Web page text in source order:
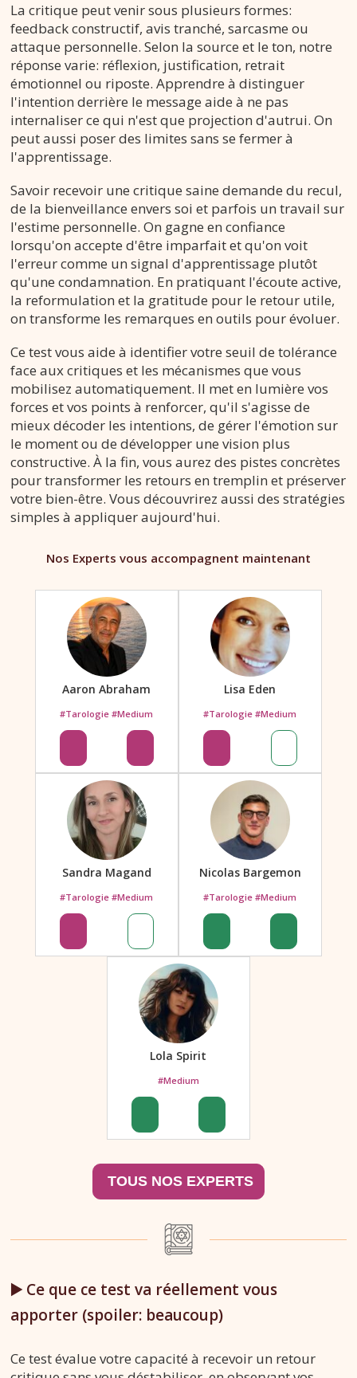
La critique peut venir sous plusieurs formes:
feedback constructif, avis tranché, sarcasme ou
attaque personnelle. Selon la source et le ton, notre
réponse varie: réflexion, justification, retrait
émotionnel ou riposte. Apprendre à distinguer
l'intention derrière le message aide à ne pas
internaliser ce qui n'est que projection d'autrui. On
peut aussi poser des limites sans se fermer à
l'apprentissage.
Savoir recevoir une critique saine demande du recul,
de la bienveillance envers soi et parfois un travail sur
l'estime personnelle. On gagne en confiance
lorsqu'on accepte d'être imparfait et qu'on voit
l'erreur comme un signal d'apprentissage plutôt
qu'une condamnation. En pratiquant l'écoute active,
la reformulation et la gratitude pour le retour utile,
on transforme les remarques en outils pour évoluer.
Ce test vous aide à identifier votre seuil de tolérance
face aux critiques et les mécanismes que vous
mobilisez automatiquement. Il met en lumière vos
forces et vos points à renforcer, qu'il s'agisse de
mieux décoder les intentions, de gérer l'émotion sur
le moment ou de développer une vision plus
constructive. À la fin, vous aurez des pistes concrètes
pour transformer les retours en tremplin et préserver
votre bien-être. Vous découvrirez aussi des stratégies
simples à appliquer aujourd'hui.
Nos Experts vous accompagnent maintenant
Aaron Abraham
#Tarologie #Medium
Lisa Eden
#Tarologie #Medium
Sandra Magand
#Tarologie #Medium
Nicolas Bargemon
#Tarologie #Medium
Lola Spirit
#Medium
▶️ Ce que ce test va réellement vous
apporter (spoiler: beaucoup)
Ce test évalue votre capacité à recevoir un retour